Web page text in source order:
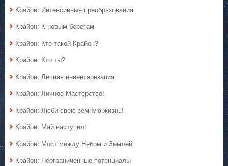
Крайон: Интенсивные преобразования
Крайон: К новым берегам
Крайон: Кто такой Крайон?
Крайон: Кто ты?
Крайон: Личная инвентаризация
Крайон: Личное Мастерство!
Крайон: Люби свою земную жизнь!
Крайон: Май наступил!
Крайон: Мост между Небом и Землёй
Крайон: Неограниченные потенциалы